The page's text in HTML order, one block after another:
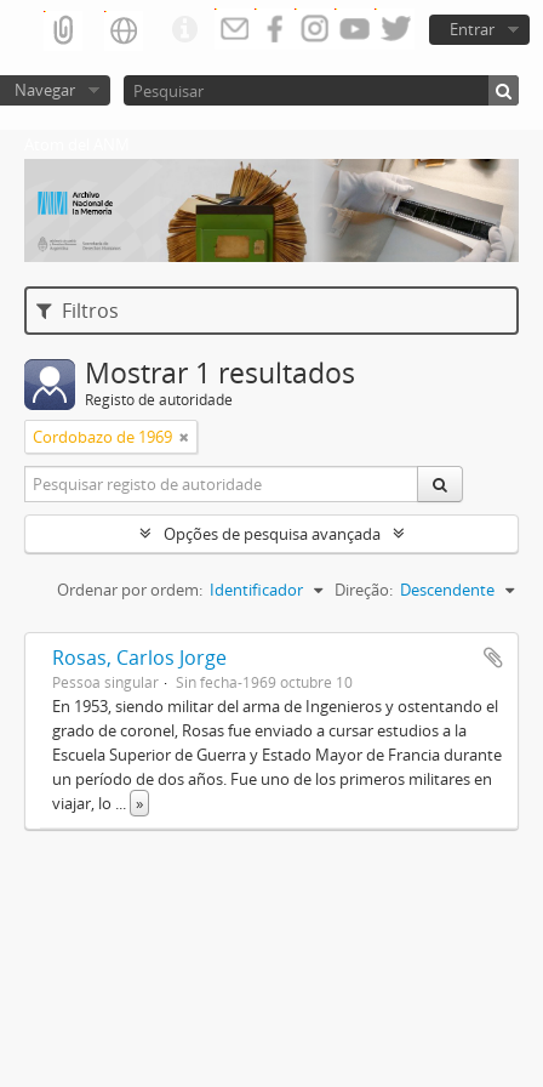
Entrar
Navegar
Filtros
Mostrar 1 resultados
Registo de autoridade
Cordobazo de 1969
Opções de pesquisa avançada
Ordenar por ordem: Identificador Direção: Descendente
Rosas, Carlos Jorge
Pessoa singular Sin fecha-1969 octubre 10
En 1953, siendo militar del arma de Ingenieros y ostentando el
grado de coronel, Rosas fue enviado a cursar estudios a la
Escuela Superior de Guerra y Estado Mayor de Francia durante
un período de dos años. Fue uno de los primeros militares en
viajar, lo ... »